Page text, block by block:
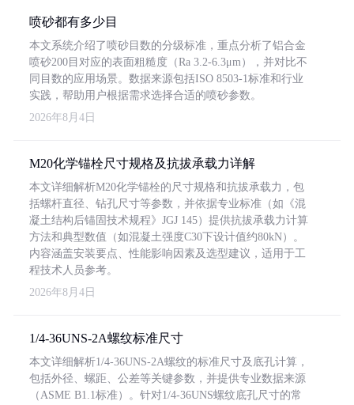
喷砂都有多少目
本文系统介绍了喷砂目数的分级标准，重点分析了铝合金
喷砂200目对应的表面粗糙度（Ra 3.2-6.3μm），并对比不
同目数的应用场景。数据来源包括ISO 8503-1标准和行业
实践，帮助用户根据需求选择合适的喷砂参数。
2026年8月4日
M20化学锚栓尺寸规格及抗拔承载力详解
本文详细解析M20化学锚栓的尺寸规格和抗拔承载力，包
括螺杆直径、钻孔尺寸等参数，并依据专业标准（如《混
凝土结构后锚固技术规程》JGJ 145）提供抗拔承载力计算
方法和典型数值（如混凝土强度C30下设计值约80kN）。
内容涵盖安装要点、性能影响因素及选型建议，适用于工
程技术人员参考。
2026年8月4日
1/4-36UNS-2A螺纹标准尺寸
本文详细解析1/4-36UNS-2A螺纹的标准尺寸及底孔计算，
包括外径、螺距、公差等关键参数，并提供专业数据来源
（ASME B1.1标准）。针对1/4-36UNS螺纹底孔尺寸的常